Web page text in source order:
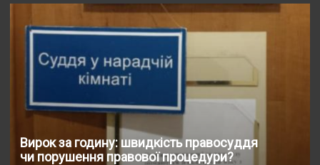
Вирок за годину: швидкість правосуддя
чи порушення правової процедури?